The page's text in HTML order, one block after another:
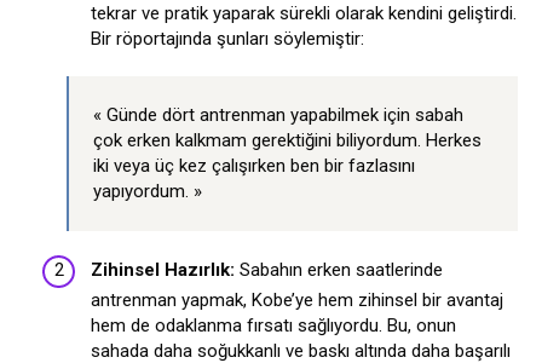
tekrar ve pratik yaparak sürekli olarak kendini geliştirdi.
Bir röportajında şunları söylemiştir:
« Günde dört antrenman yapabilmek için sabah
çok erken kalkmam gerektiğini biliyordum. Herkes
iki veya üç kez çalışırken ben bir fazlasını
yapıyordum. »
Zihinsel Hazırlık: Sabahın erken saatlerinde
antrenman yapmak, Kobe’ye hem zihinsel bir avantaj
hem de odaklanma fırsatı sağlıyordu. Bu, onun
sahada daha soğukkanlı ve baskı altında daha başarılı